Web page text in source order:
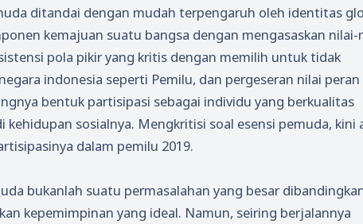
ditandai dengan mudah terpengaruh oleh identitas
kemajuan suatu bangsa dengan mengasaskan nilai-
pola pikir yang kritis dengan memilih untuk tidak
indonesia seperti Pemilu, dan pergeseran nilai peran
bentuk partisipasi sebagai individu yang berkualitas
sosialnya. Mengkritisi soal esensi pemuda, kini
dalam pemilu 2019.
bukanlah suatu permasalahan yang besar
kepemimpinan yang ideal. Namun, seiring berjalannya